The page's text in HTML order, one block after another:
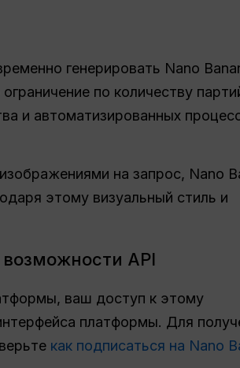
генерировать Nano
по количеству
и автоматизированных
на запрос, Nano
этому визуальный стиль и
API
ваш доступ к этому
платформы. Для
как подписаться на Nano